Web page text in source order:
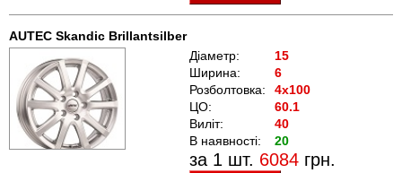
AUTEC Skandic Brillantsilber
Діаметр:
15
Ширина:
6
Розболтовка:
4x100
ЦО:
60.1
Виліт:
40
В наявності:
20
за 1 шт. 6084 грн.